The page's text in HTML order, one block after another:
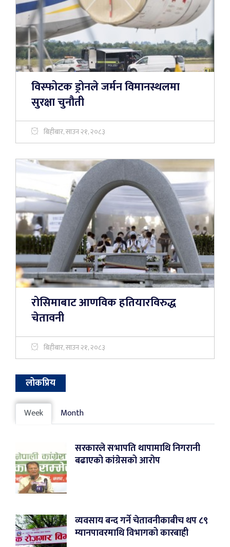
विस्फोटक ड्रोनले जर्मन विमानस्थलमा
सुरक्षा चुनौती
बिहीबार, साउन २१, २०८३
रोसिमाबाट आणविक हतियारविरुद्ध
चेतावनी
बिहीबार, साउन २१, २०८३
लोकप्रिय
Week Month
सरकारले सभापति थापामाथि निगरानी
बढाएको कांग्रेसको आरोप
व्यवसाय बन्द गर्ने चेतावनीकाबीच थप ८९
म्यानपावरमाथि विभागको कारबाही